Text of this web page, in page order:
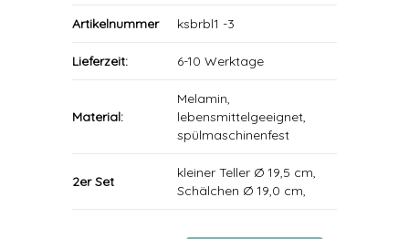
Artikelnummer ksbrbl1 -3
Lieferzeit: 6-10 Werktage
Material:
Melamin,
lebensmittelgeeignet,
spülmaschinenfest
2er Set
kleiner Teller Ø 19,5 cm,
Schälchen Ø 19,0 cm,